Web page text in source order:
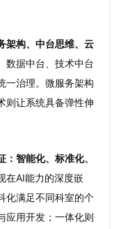
架构、中台思维、云
数据中台、技术中台
一治理。微服务架构
则让系统具备弹性伸
智能化、标准化、
在AI能力的深度嵌
化满足不同科室的个
应用开发；一体化则